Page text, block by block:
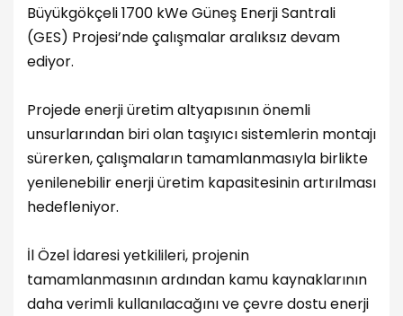
Büyükgökçeli 1700 kWe Güneş Enerji Santrali
(GES) Projesi’nde çalışmalar aralıksız devam
ediyor.
Projede enerji üretim altyapısının önemli
unsurlarından biri olan taşıyıcı sistemlerin montajı
sürerken, çalışmaların tamamlanmasıyla birlikte
yenilenebilir enerji üretim kapasitesinin artırılması
hedefleniyor.
İl Özel İdaresi yetkilileri, projenin
tamamlanmasının ardından kamu kaynaklarının
daha verimli kullanılacağını ve çevre dostu enerji